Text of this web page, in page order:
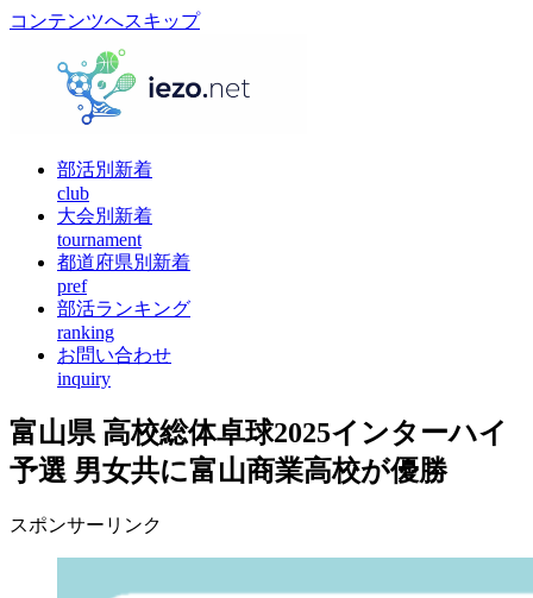
コンテンツへスキップ
部活別新着
club
大会別新着
tournament
都道府県別新着
pref
部活ランキング
ranking
お問い合わせ
inquiry
富山県 高校総体卓球2025インターハイ
予選 男女共に富山商業高校が優勝
スポンサーリンク